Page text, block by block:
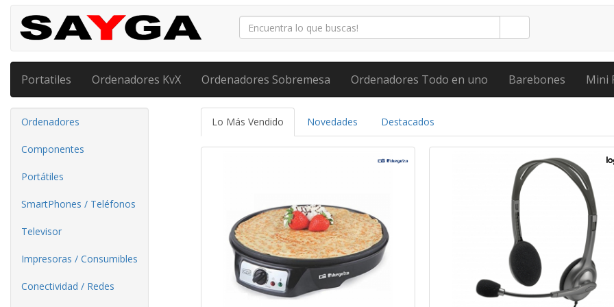
Portatiles Ordenadores KvX Ordenadores Sobremesa Ordenadores Todo en uno Barebones Mini
Ordenadores
Componentes
Portátiles
SmartPhones / Teléfonos
Televisor
Impresoras / Consumibles
Conectividad / Redes
Lo Más Vendido Novedades Destacados